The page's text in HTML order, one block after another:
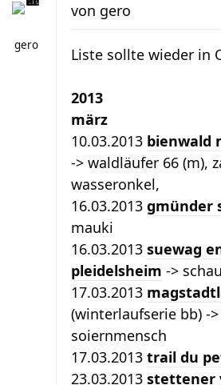
gero
von gero
Liste sollte wieder in
2013
märz
10.03.2013 bienwald
-> waldläufer 66 (m),
wasseronkel,
16.03.2013 gmünder
mauki
16.03.2013 suewag
pleidelsheim ->
17.03.2013
(winterlaufserie bb) -
soiernmensch
17.03.2013 trail du
23.03.2013 stettener